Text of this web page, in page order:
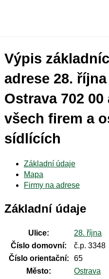
Výpis
adrese 28. října
Ostrava 702 00
všech firem a
sídlících
Základní údaje
Mapa
Firmy na adrese
Základní údaje
Ulice:
28. října
Číslo domovní:
č.p. 3348
Číslo orientační:
65
Město:
Ostrava